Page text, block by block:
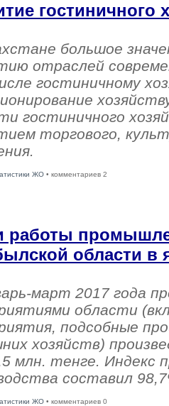
гостиничного
большое
отраслей
гостиничному
гостиничного
торгового,
ЖО • комментариев 2
работы
области в
март 2017 года
области
подсобные
хозяйств)
млн. тенге. Индекс
составил
ЖО • комментариев 0